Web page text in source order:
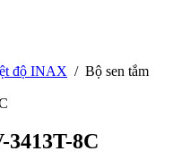
độ INAX / Bộ sen tắm
3413T-8C